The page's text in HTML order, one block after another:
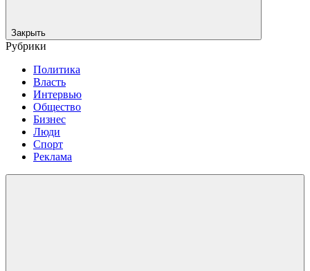
Закрыть
Рубрики
Политика
Власть
Интервью
Общество
Бизнес
Люди
Спорт
Реклама